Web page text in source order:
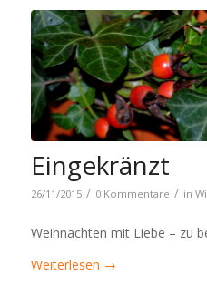
Eingekränzt
26/11/2015 / 0 Kommentare / in
Weihnachten mit Liebe – zu
Weiterlesen →